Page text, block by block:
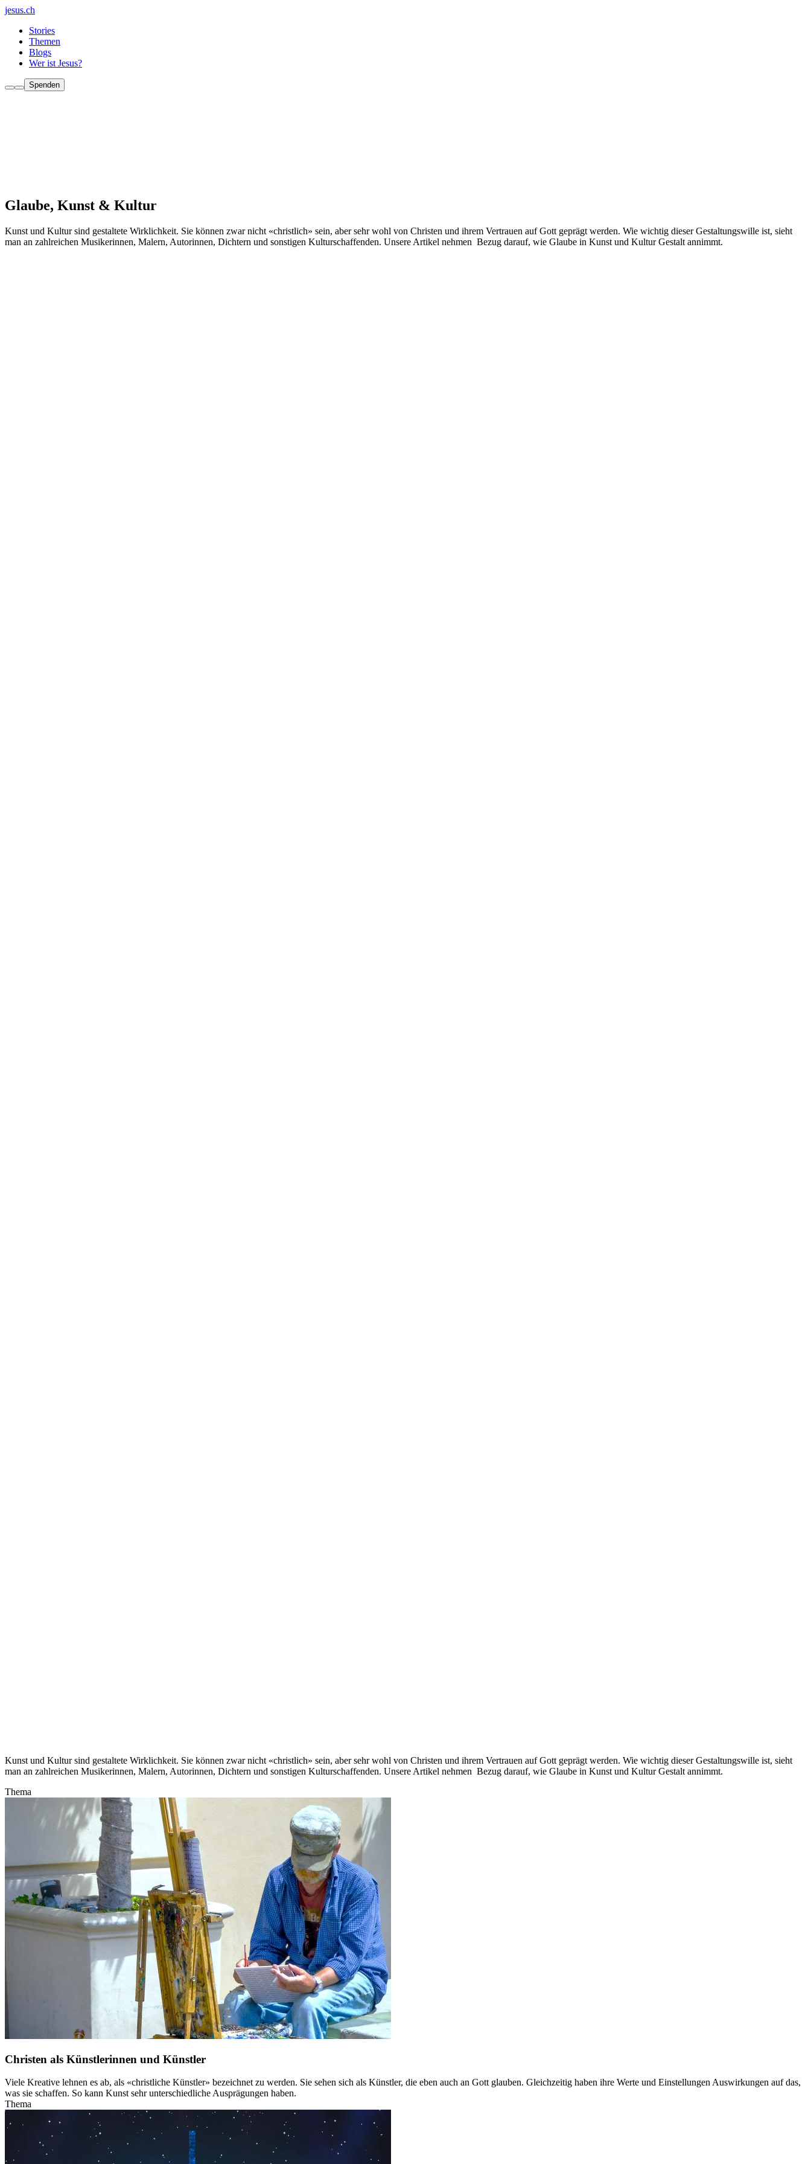
jesus.ch
Stories
Themen
Blogs
Wer ist Jesus?
Spenden
Glaube, Kunst & Kultur
Kunst und Kultur sind gestaltete Wirklichkeit. Sie können zwar nicht «christlich» sein, aber sehr wohl von Christen und ihrem Vertrauen auf Gott geprägt werden. Wie wichtig dieser Gestaltungswille ist, sieht
man an zahlreichen Musikerinnen, Malern, Autorinnen, Dichtern und sonstigen Kulturschaffenden. Unsere Artikel nehmen Bezug darauf, wie Glaube in Kunst und Kultur Gestalt annimmt.
Kunst und Kultur sind gestaltete Wirklichkeit. Sie können zwar nicht «christlich» sein, aber sehr wohl von Christen und ihrem Vertrauen auf Gott geprägt werden. Wie wichtig dieser Gestaltungswille ist, sieht
man an zahlreichen Musikerinnen, Malern, Autorinnen, Dichtern und sonstigen Kulturschaffenden. Unsere Artikel nehmen Bezug darauf, wie Glaube in Kunst und Kultur Gestalt annimmt.
Thema
Christen als Künstlerinnen und Künstler
Viele Kreative lehnen es ab, als «christliche Künstler» bezeichnet zu werden. Sie sehen sich als Künstler, die eben auch an Gott glauben. Gleichzeitig haben ihre Werte und Einstellungen Auswirkungen auf das,
was sie schaffen. So kann Kunst sehr unterschiedliche Ausprägungen haben.
Thema